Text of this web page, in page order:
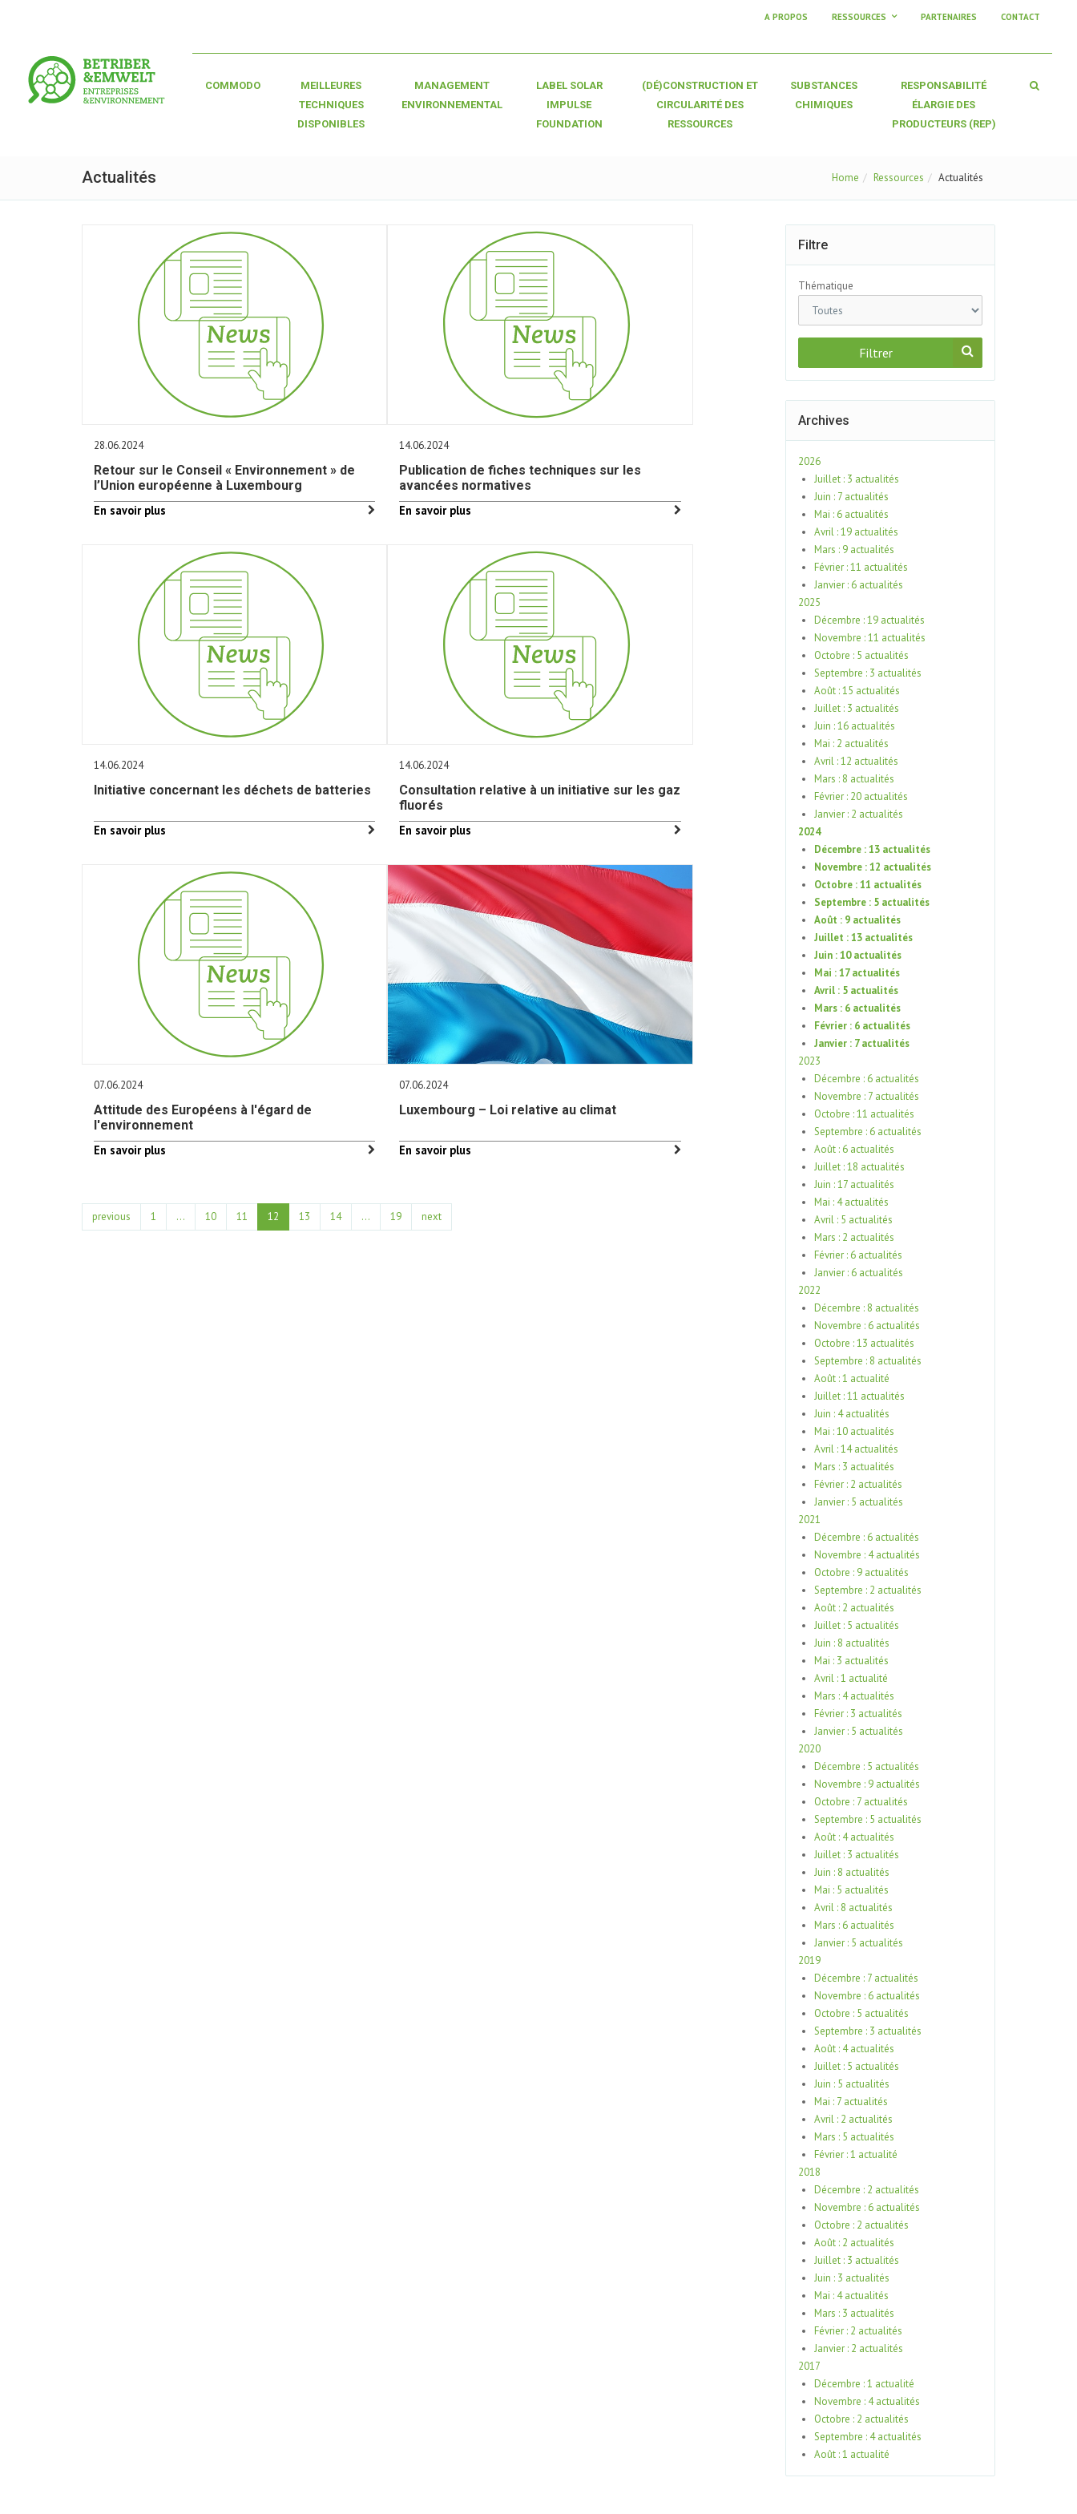
A PROPOS RESSOURCES PARTENAIRES CONTACT
COMMODO
MEILLEURES
TECHNIQUES
DISPONIBLES
MANAGEMENT
ENVIRONNEMENTAL
LABEL SOLAR
IMPULSE
FOUNDATION
(DÉ)CONSTRUCTION ET
CIRCULARITÉ DES
RESSOURCES
SUBSTANCES
CHIMIQUES
RESPONSABILITÉ
ÉLARGIE DES
PRODUCTEURS (REP)
Actualités Home Ressources Actualités
28.06.2024
Retour sur le Conseil « Environnement » de
l’Union européenne à Luxembourg
En savoir plus
14.06.2024
Publication de fiches techniques sur les
avancées normatives
En savoir plus
14.06.2024
Initiative concernant les déchets de batteries
En savoir plus
14.06.2024
Consultation relative à un initiative sur les gaz
fluorés
En savoir plus
07.06.2024
Attitude des Européens à l'égard de
l'environnement
En savoir plus
07.06.2024
Luxembourg – Loi relative au climat
En savoir plus
previous 1 ... 10 11 12 13 14 … 19 next
Filtre
Thématique
Filtrer
Archives
2026
Juillet : 3 actualités
Juin : 7 actualités
Mai : 6 actualités
Avril : 19 actualités
Mars : 9 actualités
Février : 11 actualités
Janvier : 6 actualités
2025
Décembre : 19 actualités
Novembre : 11 actualités
Octobre : 5 actualités
Septembre : 3 actualités
Août : 15 actualités
Juillet : 3 actualités
Juin : 16 actualités
Mai : 2 actualités
Avril : 12 actualités
Mars : 8 actualités
Février : 20 actualités
Janvier : 2 actualités
2024
Décembre : 13 actualités
Novembre : 12 actualités
Octobre : 11 actualités
Septembre : 5 actualités
Août : 9 actualités
Juillet : 13 actualités
Juin : 10 actualités
Mai : 17 actualités
Avril : 5 actualités
Mars : 6 actualités
Février : 6 actualités
Janvier : 7 actualités
2023
Décembre : 6 actualités
Novembre : 7 actualités
Octobre : 11 actualités
Septembre : 6 actualités
Août : 6 actualités
Juillet : 18 actualités
Juin : 17 actualités
Mai : 4 actualités
Avril : 5 actualités
Mars : 2 actualités
Février : 6 actualités
Janvier : 6 actualités
2022
Décembre : 8 actualités
Novembre : 6 actualités
Octobre : 13 actualités
Septembre : 8 actualités
Août : 1 actualité
Juillet : 11 actualités
Juin : 4 actualités
Mai : 10 actualités
Avril : 14 actualités
Mars : 3 actualités
Février : 2 actualités
Janvier : 5 actualités
2021
Décembre : 6 actualités
Novembre : 4 actualités
Octobre : 9 actualités
Septembre : 2 actualités
Août : 2 actualités
Juillet : 5 actualités
Juin : 8 actualités
Mai : 3 actualités
Avril : 1 actualité
Mars : 4 actualités
Février : 3 actualités
Janvier : 5 actualités
2020
Décembre : 5 actualités
Novembre : 9 actualités
Octobre : 7 actualités
Septembre : 5 actualités
Août : 4 actualités
Juillet : 3 actualités
Juin : 8 actualités
Mai : 5 actualités
Avril : 8 actualités
Mars : 6 actualités
Janvier : 5 actualités
2019
Décembre : 7 actualités
Novembre : 6 actualités
Octobre : 5 actualités
Septembre : 3 actualités
Août : 4 actualités
Juillet : 5 actualités
Juin : 5 actualités
Mai : 7 actualités
Avril : 2 actualités
Mars : 5 actualités
Février : 1 actualité
2018
Décembre : 2 actualités
Novembre : 6 actualités
Octobre : 2 actualités
Août : 2 actualités
Juillet : 3 actualités
Juin : 3 actualités
Mai : 4 actualités
Mars : 3 actualités
Février : 2 actualités
Janvier : 2 actualités
2017
Décembre : 1 actualité
Novembre : 4 actualités
Octobre : 2 actualités
Septembre : 4 actualités
Août : 1 actualité